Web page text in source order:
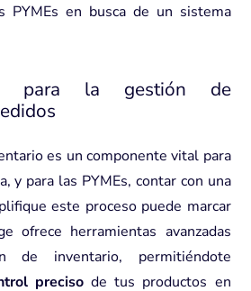
PYMEs en busca de un sistema
para la gestión de
es un componente vital para
y para las PYMEs, contar con una
este proceso puede marcar
ofrece herramientas avanzadas
de inventario, permitiéndote
preciso de tus productos en